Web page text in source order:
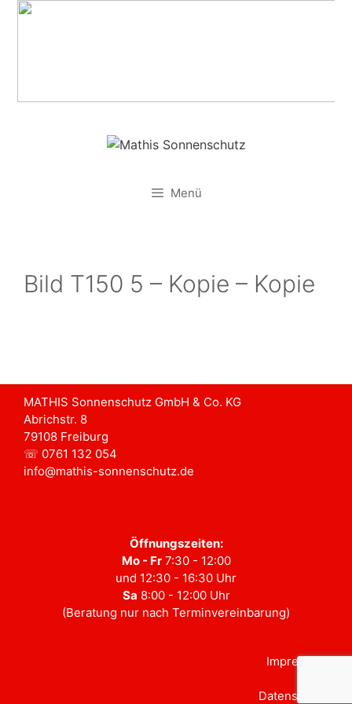
Zum
Menü
Bild T150 5 – Kopie – Kopie
MATHIS Sonnenschutz GmbH & Co. KG
Abrichstr. 8
79108 Freiburg
☏ 0761 132 054
info@mathis-sonnenschutz.de
Öffnungszeiten:
Mo - Fr7:30 - 12:00
und 12:30 - 16:30 Uhr
Sa 8:00 - 12:00 Uhr
(Beratung nur nach Terminvereinbarung)
Impressum
Datenschutz